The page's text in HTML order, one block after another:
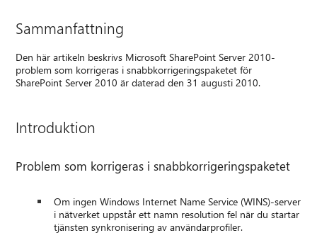
Sammanfattning
Den här artikeln beskrivs Microsoft SharePoint Server 2010-
problem som korrigeras i snabbkorrigeringspaketet för
SharePoint Server 2010 är daterad den 31 augusti 2010.
Introduktion
Problem som korrigeras i snabbkorrigeringspaketet
Om ingen Windows Internet Name Service (WINS)-server
i nätverket uppstår ett namn resolution fel när du startar
tjänsten synkronisering av användarprofiler.